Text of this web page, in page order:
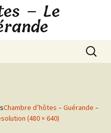
– Le
Chambre d’hôtes – Guérande –
(480 × 640)